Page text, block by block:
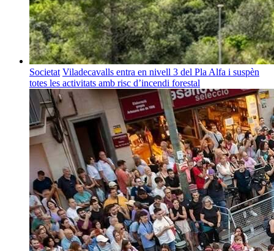
Societat Viladecavalls entra en nivell 3 del Pla Alfa i suspèn
totes les activitats amb risc d’incendi forestal